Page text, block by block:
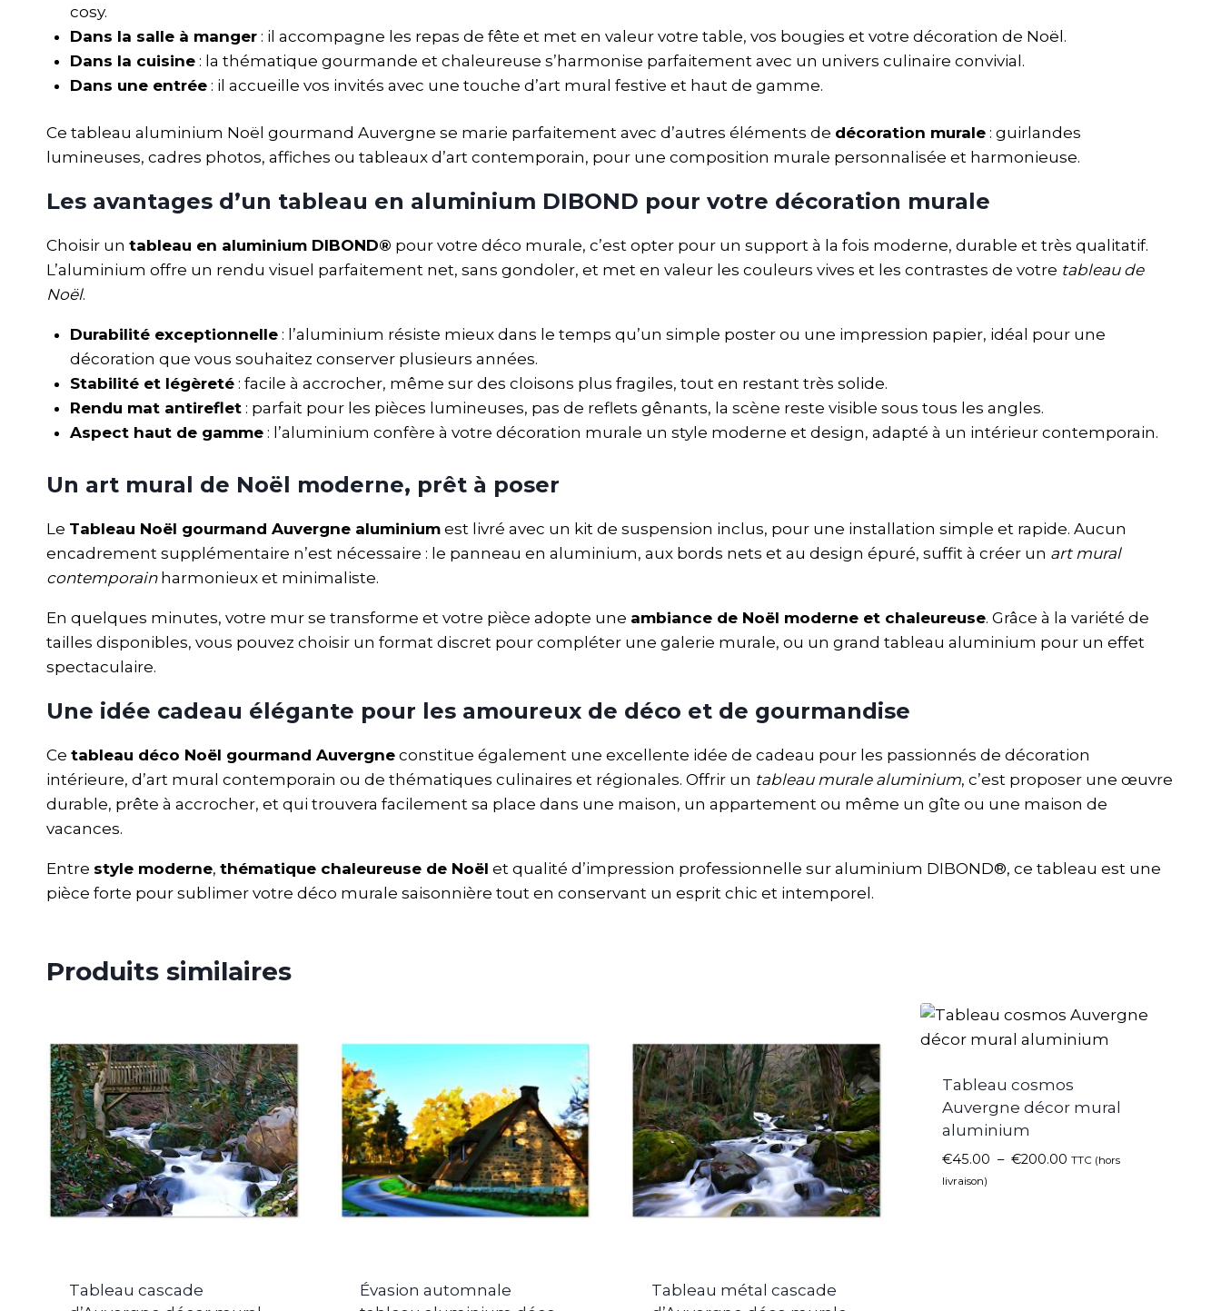
cosy.
Dans la salle à manger: il accompagne les repas de fête et met en valeur votre table, vos bougies et votre décoration de Noël.
Dans la cuisine: la thématique gourmande et chaleureuse s’harmonise parfaitement avec un univers culinaire convivial.
Dans une entrée: il accueille vos invités avec une touche d’art mural festive et haut de gamme.
Ce tableau aluminium Noël gourmand Auvergne se marie parfaitement avec d’autres éléments de décoration murale : guirlandes
lumineuses, cadres photos, affiches ou tableaux d’art contemporain, pour une composition murale personnalisée et harmonieuse.
Les avantages d’un tableau en aluminium DIBOND pour votre décoration murale
Choisir un tableau en aluminium DIBOND® pour votre déco murale, c’est opter pour un support à la fois moderne, durable et très qualitatif.
L’aluminium offre un rendu visuel parfaitement net, sans gondoler, et met en valeur les couleurs vives et les contrastes de votre tableau de
Noël.
Durabilité exceptionnelle: l’aluminium résiste mieux dans le temps qu’un simple poster ou une impression papier, idéal pour une
décoration que vous souhaitez conserver plusieurs années.
Stabilité et légèreté: facile à accrocher, même sur des cloisons plus fragiles, tout en restant très solide.
Rendu mat antireflet: parfait pour les pièces lumineuses, pas de reflets gênants, la scène reste visible sous tous les angles.
Aspect haut de gamme: l’aluminium confère à votre décoration murale un style moderne et design, adapté à un intérieur contemporain.
Un art mural de Noël moderne, prêt à poser
Le Tableau Noël gourmand Auvergne aluminium est livré avec un kit de suspension inclus, pour une installation simple et rapide. Aucun
encadrement supplémentaire n’est nécessaire : le panneau en aluminium, aux bords nets et au design épuré, suffit à créer un art mural
contemporainharmonieux et minimaliste.
En quelques minutes, votre mur se transforme et votre pièce adopte une ambiance de Noël moderne et chaleureuse. Grâce à la variété de
tailles disponibles, vous pouvez choisir un format discret pour compléter une galerie murale, ou un grand tableau aluminium pour un effet
spectaculaire.
Une idée cadeau élégante pour les amoureux de déco et de gourmandise
Ce tableau déco Noël gourmand Auvergne constitue également une excellente idée de cadeau pour les passionnés de décoration
intérieure, d’art mural contemporain ou de thématiques culinaires et régionales. Offrir un tableau murale aluminium, c’est proposer une œuvre
durable, prête à accrocher, et qui trouvera facilement sa place dans une maison, un appartement ou même un gîte ou une maison de
vacances.
Entre style moderne, thématique chaleureuse de Noël et qualité d’impression professionnelle sur aluminium DIBOND®, ce tableau est une
pièce forte pour sublimer votre déco murale saisonnière tout en conservant un esprit chic et intemporel.
Produits similaires
Tableau cascade
Évasion automnale
Tableau métal cascade
Tableau cosmos
Auvergne décor mural
aluminium
€45.00 – €200.00 TTC (hors
livraison)